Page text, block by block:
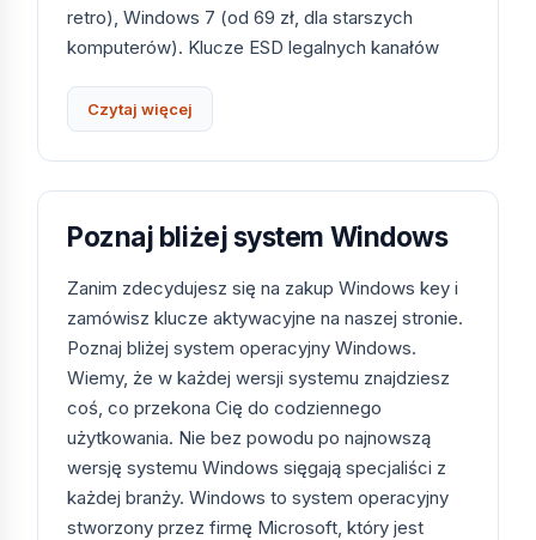
retro), Windows 7 (od 69 zł, dla starszych
komputerów). Klucze ESD legalnych kanałów
minutę.
Microsoft
Windows
239 zł
(Home),
2034 (Pro)
komputer,
TPM 2.0
Microsoft
Windows
10
159 zł 14.10.2025
Stabilny,
sprawdzony
Microsoft
Windows
8.1
74 zł
2023
(skończone)
Stary
fallback
Czytaj więcej
Poznaj bliżej system Windows
Zanim zdecydujesz się na zakup Windows key i
zamówisz klucze aktywacyjne na naszej stronie.
Poznaj bliżej system operacyjny Windows.
Wiemy, że w każdej wersji systemu znajdziesz
coś, co przekona Cię do codziennego
użytkowania. Nie bez powodu po najnowszą
wersję systemu Windows sięgają specjaliści z
każdej branży. Windows to system operacyjny
stworzony przez firmę Microsoft, który jest